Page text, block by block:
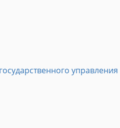
управления